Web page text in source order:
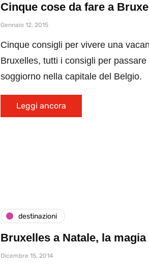
Cinque cose da fare a
Gennaio 12, 2015
Cinque consigli per vivere una
Bruxelles, tutti i consigli per
soggiorno nella capitale del Belgio.
Leggi ancora
destinazioni
Bruxelles a Natale, la
Dicembre 15, 2014